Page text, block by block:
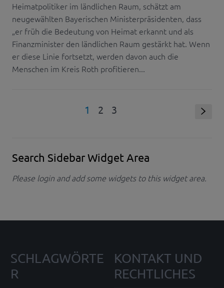
Heimatpolitiker im ländlichen Raum, schätzt am
neugewählten Bayerischen Ministerpräsidenten, dass
„er früh die Bedeutung von Heimat erkannt und als
Finanzminister den ländlichen Raum gestärkt hat. Wenn
er diese Linie fortsetzt, werden davon auch die
Menschen im Kreis Roth profitieren...
1 2 3 s
Search Sidebar Widget Area
Please login and add some widgets to this widget area.
SCHLAGWÖRTE
R
KONTAKT UND
RECHTLICHES